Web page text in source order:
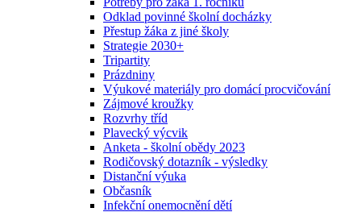
Odklad povinné školní docházky
Přestup žáka z jiné školy
Strategie 2030+
Tripartity
Prázdniny
Výukové materiály pro domácí procvičování
Zájmové kroužky
Rozvrhy tříd
Plavecký výcvik
Anketa - školní obědy 2023
Rodičovský dotazník - výsledky
Distanční výuka
Občasník
Infekční onemocnění dětí